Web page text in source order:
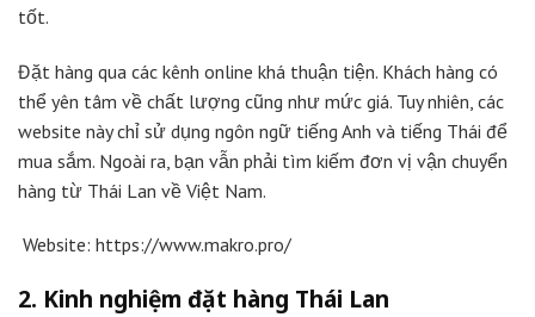
tốt.
Đặt hàng qua các kênh online khá thuận tiện. Khách hàng có
thể yên tâm về chất lượng cũng như mức giá. Tuy nhiên, các
website này chỉ sử dụng ngôn ngữ tiếng Anh và tiếng Thái để
mua sắm. Ngoài ra, bạn vẫn phải tìm kiếm đơn vị vận chuyển
hàng từ Thái Lan về Việt Nam.
Website: https://www.makro.pro/
2. Kinh nghiệm đặt hàng Thái Lan